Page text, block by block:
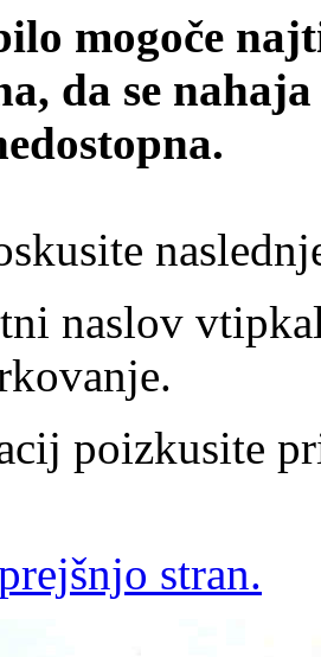
mogoče
da se
naslov
poizkusite
stran.